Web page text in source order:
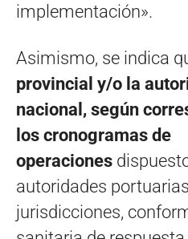
implementación».
Asimismo, se indica
provincial y/o la
nacional, según
los cronogramas de
operaciones
autoridades
jurisdicciones,